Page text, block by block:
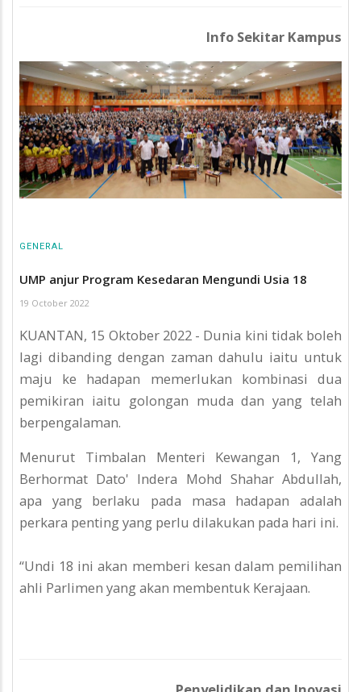
Info Sekitar Kampus
GENERAL
UMP anjur Program Kesedaran Mengundi Usia 18
19 October 2022
KUANTAN, 15 Oktober 2022 - Dunia kini tidak boleh
lagi dibanding dengan zaman dahulu iaitu untuk
maju ke hadapan memerlukan kombinasi dua
pemikiran iaitu golongan muda dan yang telah
berpengalaman.
Menurut Timbalan Menteri Kewangan 1, Yang
Berhormat Dato' Indera Mohd Shahar Abdullah,
apa yang berlaku pada masa hadapan adalah
perkara penting yang perlu dilakukan pada hari ini.
“Undi 18 ini akan memberi kesan dalam pemilihan
ahli Parlimen yang akan membentuk Kerajaan.